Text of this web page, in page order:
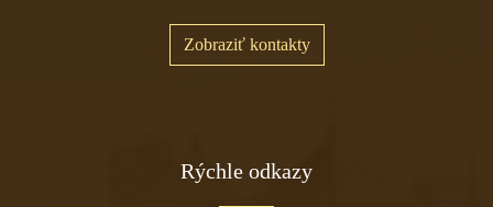
Zobraziť kontakty
Rýchle odkazy